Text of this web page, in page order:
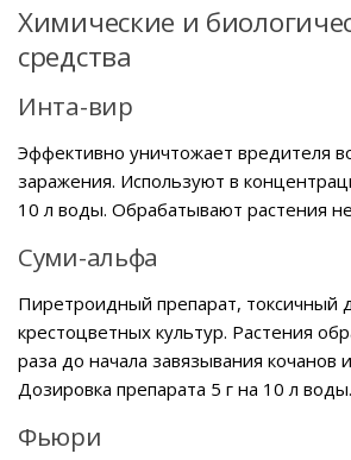
Химические и
средства
Инта-вир
Эффективно уничтожает вредителя
заражения. Используют в
10 л воды. Обрабатывают растения
Суми-альфа
Пиретроидный препарат, токсичный
крестоцветных культур. Растения
раза до начала завязывания кочанов
Дозировка препарата 5 г на 10 л воды.
Фьюри